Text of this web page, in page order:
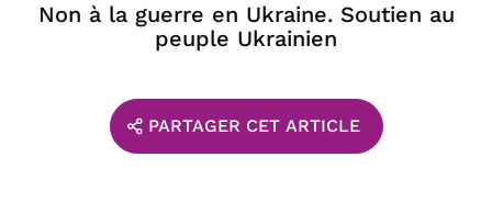
Non à la guerre en Ukraine. Soutien au
peuple Ukrainien
PARTAGER CET ARTICLE